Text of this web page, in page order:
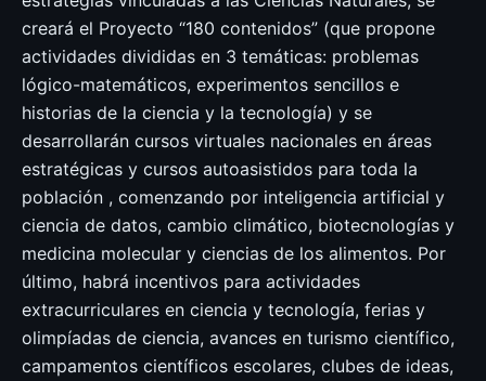
creará el Proyecto “180 contenidos” (que propone
actividades divididas en 3 temáticas: problemas
lógico-matemáticos, experimentos sencillos e
historias de la ciencia y la tecnología) y se
desarrollarán cursos virtuales nacionales en áreas
estratégicas y cursos autoasistidos para toda la
población , comenzando por inteligencia artificial y
ciencia de datos, cambio climático, biotecnologías y
medicina molecular y ciencias de los alimentos. Por
último, habrá incentivos para actividades
extracurriculares en ciencia y tecnología, ferias y
olimpíadas de ciencia, avances en turismo científico,
campamentos científicos escolares, clubes de ideas,